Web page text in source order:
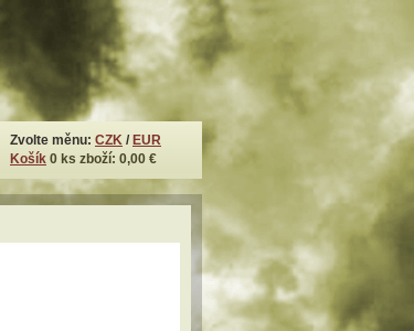
Zvolte měnu: CZK / EUR
Košík 0 ks zboží: 0,00 €